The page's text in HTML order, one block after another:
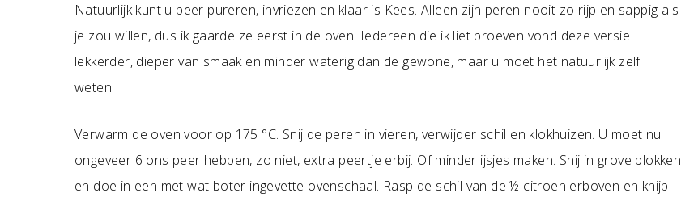
Natuurlijk kunt u peer pureren, invriezen en klaar is Kees. Alleen zijn peren nooit zo rijp en sappig als
je zou willen, dus ik gaarde ze eerst in de oven. Iedereen die ik liet proeven vond deze versie
lekkerder, dieper van smaak en minder waterig dan de gewone, maar u moet het natuurlijk zelf
weten.
Verwarm de oven voor op 175 °C. Snij de peren in vieren, verwijder schil en klokhuizen. U moet nu
ongeveer 6 ons peer hebben, zo niet, extra peertje erbij. Of minder ijsjes maken. Snij in grove blokken
en doe in een met wat boter ingevette ovenschaal. Rasp de schil van de ½ citroen erboven en knijp